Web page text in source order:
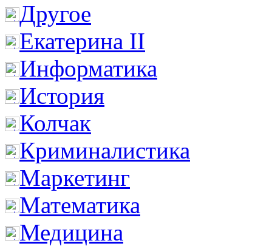
Другое
Екатерина II
Информатика
История
Колчак
Криминалистика
Маркетинг
Математика
Медицина